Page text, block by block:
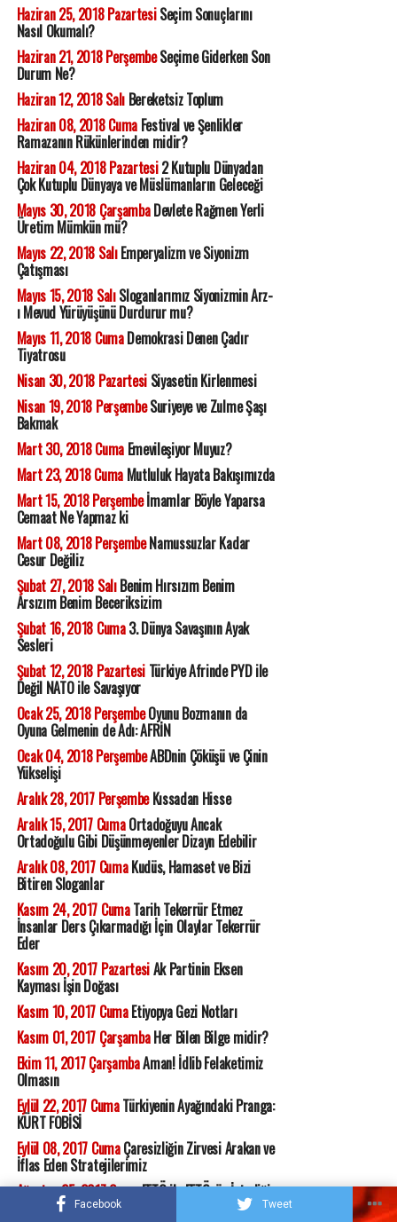
Facebook Tweet
Haziran 25, 2018 PazartesiSeçim Sonuçlarını
Nasıl Okumalı?
Haziran 21, 2018 PerşembeSeçime Giderken Son
Durum Ne?
Haziran 12, 2018 SalıBereketsiz Toplum
Haziran 08, 2018 CumaFestival ve Şenlikler
Ramazanın Rükünlerinden midir?
Haziran 04, 2018 Pazartesi2 Kutuplu Dünyadan
Çok Kutuplu Dünyaya ve Müslümanların Geleceği
Mayıs 30, 2018 ÇarşambaDevlete Rağmen Yerli
Üretim Mümkün mü?
Mayıs 22, 2018 SalıEmperyalizm ve Siyonizm
Çatışması
Mayıs 15, 2018 SalıSloganlarımız Siyonizmin Arz-
ı Mevud Yürüyüşünü Durdurur mu?
Mayıs 11, 2018 CumaDemokrasi Denen Çadır
Tiyatrosu
Nisan 30, 2018 PazartesiSiyasetin Kirlenmesi
Nisan 19, 2018 PerşembeSuriyeye ve Zulme Şaşı
Bakmak
Mart 30, 2018 CumaEmevileşiyor Muyuz?
Mart 23, 2018 CumaMutluluk Hayata Bakışımızda
Mart 15, 2018 Perşembeİmamlar Böyle Yaparsa
Cemaat Ne Yapmaz ki
Mart 08, 2018 PerşembeNamussuzlar Kadar
Cesur Değiliz
Şubat 27, 2018 SalıBenim Hırsızım Benim
Arsızım Benim Beceriksizim
Şubat 16, 2018 Cuma3. Dünya Savaşının Ayak
Sesleri
Şubat 12, 2018 PazartesiTürkiye Afrinde PYD ile
Değil NATO ile Savaşıyor
Ocak 25, 2018 PerşembeOyunu Bozmanın da
Oyuna Gelmenin de Adı: AFRİN
Ocak 04, 2018 PerşembeABDnin Çöküşü ve Çinin
Yükselişi
Aralık 28, 2017 PerşembeKıssadan Hisse
Aralık 15, 2017 CumaOrtadoğuyu Ancak
Ortadoğulu Gibi Düşünmeyenler Dizayn Edebilir
Aralık 08, 2017 CumaKudüs, Hamaset ve Bizi
Bitiren Sloganlar
Kasım 24, 2017 CumaTarih Tekerrür Etmez
İnsanlar Ders Çıkarmadığı İçin Olaylar Tekerrür
Eder
Kasım 20, 2017 PazartesiAk Partinin Eksen
Kayması İşin Doğası
Kasım 10, 2017 CumaEtiyopya Gezi Notları
Kasım 01, 2017 ÇarşambaHer Bilen Bilge midir?
Ekim 11, 2017 ÇarşambaAman! İdlib Felaketimiz
Olmasın
Eylül 22, 2017 CumaTürkiyenin Ayağındaki Pranga:
KÜRT FOBİSİ
Eylül 08, 2017 CumaÇaresizliğin Zirvesi Arakan ve
İflas Eden Stratejilerimiz
Ağustos 25, 2017 CumaFETÖ ile FETÖnün İstediği
Gibi Mücadele Ediliyor